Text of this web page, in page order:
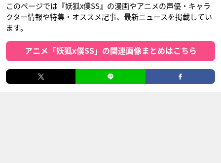
このページでは『妖狐x僕SS』の漫画やアニメの声優・キャラ
クター情報や特集・オススメ記事、最新ニュースを掲載してい
ます。
アニメ「妖狐x僕SS」の関連画像まとめはこちら